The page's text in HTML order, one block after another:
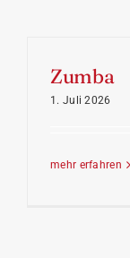
Zumba
1. Juli 2026
mehr erfahren